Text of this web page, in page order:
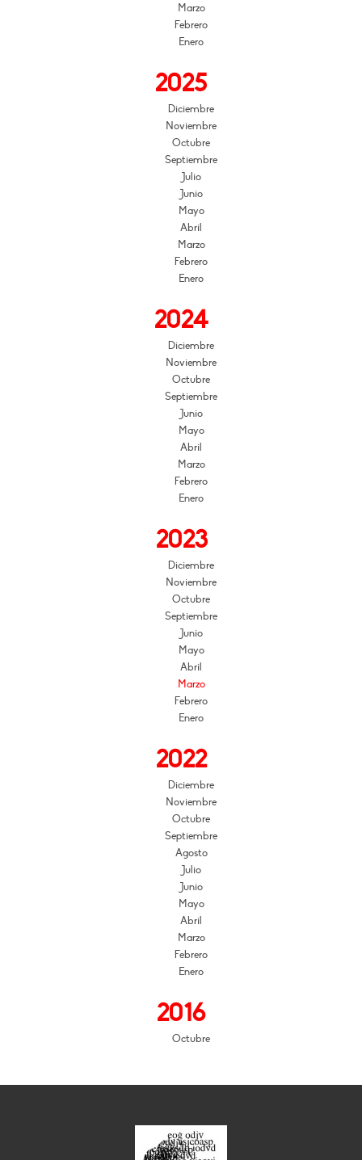
Marzo
Febrero
Enero
2025
Diciembre
Noviembre
Octubre
Septiembre
Julio
Junio
Mayo
Abril
Marzo
Febrero
Enero
2024
Diciembre
Noviembre
Octubre
Septiembre
Junio
Mayo
Abril
Marzo
Febrero
Enero
2023
Diciembre
Noviembre
Octubre
Septiembre
Junio
Mayo
Abril
Marzo
Febrero
Enero
2022
Diciembre
Noviembre
Octubre
Septiembre
Agosto
Julio
Junio
Mayo
Abril
Marzo
Febrero
Enero
2016
Octubre